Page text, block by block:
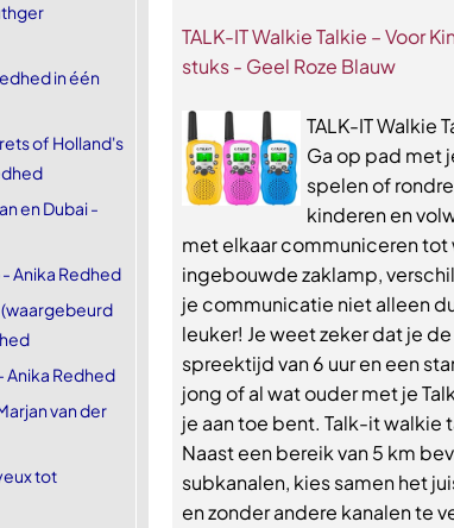
in één
of Holland's
en Dubai -
Anika Redhed
Anika Redhed
van der
tot
TALK-IT Walkie Talkie – Voor
stuks - Geel Roze Blauw
TALK-IT Walkie
Ga op pad met
spelen of
kinderen en
met elkaar communiceren tot
ingebouwde zaklamp,
je communicatie niet alleen
leuker! Je weet zeker dat je
spreektijd van 6 uur en een
jong of al wat ouder met je
je aan toe bent. Talk-it walkie
Naast een bereik van 5 km
subkanalen, kies samen het
en zonder andere kanalen te